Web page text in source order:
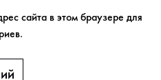
сайта в этом браузере для